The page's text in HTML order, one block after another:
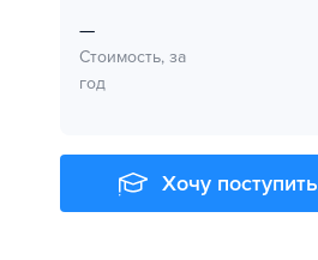
—
Стоимость, за
год
Хочу поступить